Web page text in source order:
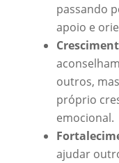
passando
apoio e
outros,
próprio
emocional.
ajudar